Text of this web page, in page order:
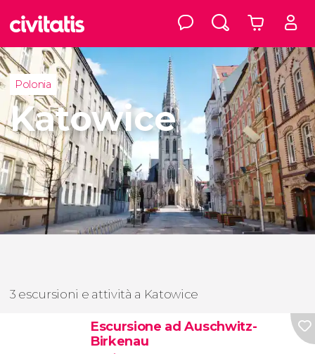
Polonia
Katowice
3 escursioni e attività a Katowice
Escursione ad Auschwitz-
Birkenau